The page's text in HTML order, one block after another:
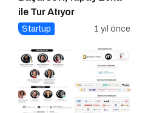
ile Tur Atıyor
Startup 1 yıl önce